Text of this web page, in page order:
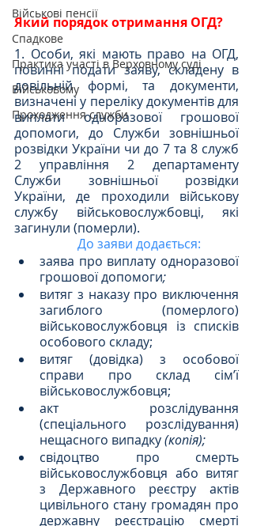
Військові пенсії
Спадкове
Практика участі в Верховному суді
Військовому
Проходження служби
Який порядок отримання ОГД?
1. Особи, які мають право на ОГД,
повинні подати заяву, складену в
довільній формі, та документи,
визначені у переліку документів для
виплати одноразової грошової
допомоги, до Служби зовнішньої
розвідки України чи до 7 та 8 служб
2 управління 2 департаменту
Служби зовнішньої розвідки
України, де проходили військову
службу військовослужбовці, які
загинули (померли).
До заяви додається:
заява про виплату одноразової
грошової допомоги;
витяг з наказу про виключення
загиблого (померлого)
військовослужбовця із списків
особового складу;
витяг (довідка) з особової
справи про склад сім’ї
військовослужбовця;
акт розслідування
(спеціального розслідування)
нещасного випадку (копія);
свідоцтво про смерть
військовослужбовця або витяг
з Державного реєстру актів
цивільного стану громадян про